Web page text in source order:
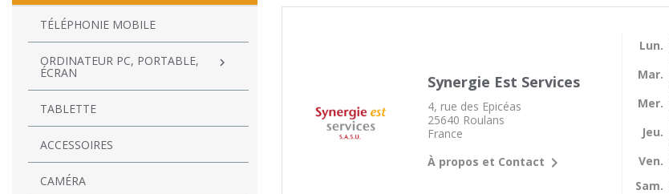
TÉLÉPHONIE MOBILE

ORDINATEUR PC, PORTABLE,
ÉCRAN
TABLETTE
ACCESSOIRES
CAMÉRA
Synergie Est Services
4, rue des Epicéas
25640 Roulans
France
À propos et Contact 
Lun.
Mar.
Mer.
Jeu.
Ven.
Sam.